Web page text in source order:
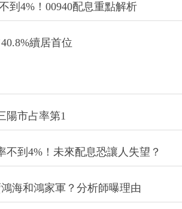
到4%！00940配息重點解析
續居首位
陽市占率第1
不到4%！未來配息恐讓人失望？
海和鴻家軍？分析師曝理由